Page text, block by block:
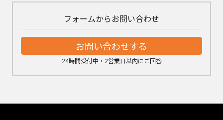
フォームからお問い合わせ
お問い合わせする
24時間受付中・2営業日以内にご回答